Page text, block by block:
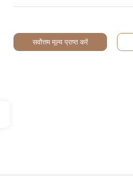
सर्वोत्तम मूल्य प्राप्त करें